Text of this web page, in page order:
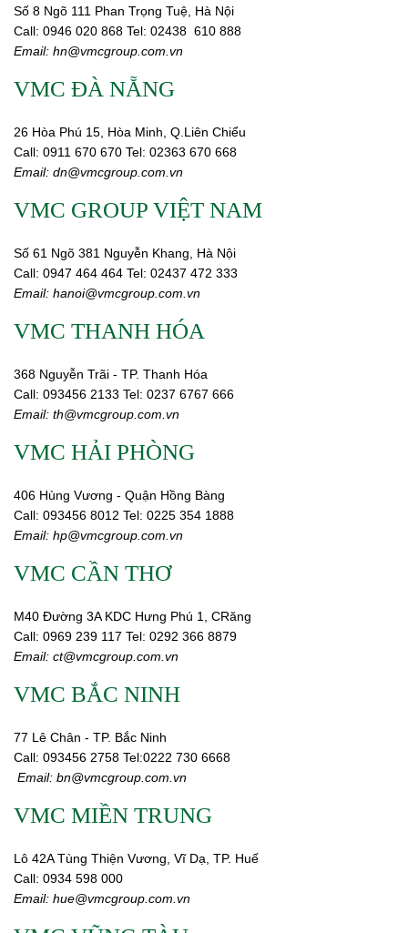
Số 8 Ngõ 111 Phan Trọng Tuệ, Hà Nội
Call: 0946 020 868 Tel: 02438 610 888
Email: hn@vmcgroup.com.vn
VMC ĐÀ NẴNG
26 Hòa Phú 15, Hòa Minh, Q.Liên Chiểu
Call: 0911 670 670 Tel: 02363 670 668
Email: dn@vmcgroup.com.vn
VMC GROUP VIỆT NAM
Số 61 Ngõ 381 Nguyễn Khang, Hà Nội
Call: 0947 464 464 Tel: 02437 472 333
Email: hanoi@vmcgroup.com.vn
VMC THANH HÓA
368 Nguyễn Trãi - TP. Thanh Hóa
Call: 093456 2133 Tel: 0237 6767 666
Email: th@vmcgroup.com.vn
VMC HẢI PHÒNG
406 Hùng Vương - Quận Hồng Bàng
Call: 093456 8012 Tel: 0225 354 1888
Email: hp@vmcgroup.com.vn
VMC CẦN THƠ
M40 Đường 3A KDC Hưng Phú 1, CRăng
Call: 0969 239 117 Tel: 0292 366 8879
Email: ct@vmcgroup.com.vn
VMC BẮC NINH
77 Lê Chân - TP. Bắc Ninh
Call: 093456 2758 Tel:0222 730 6668
Email: bn@vmcgroup.com.vn
VMC MIỀN TRUNG
Lô 42A Tùng Thiện Vương, Vĩ Dạ, TP. Huế
Call: 0934 598 000
Email: hue@vmcgroup.com.vn